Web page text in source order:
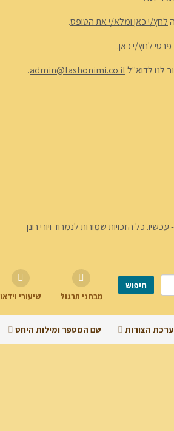
לחץ/י כאן ומלא/י את הטופס.
לחץ/י כאן.
לנו לדוא"לadmin@lashonimi.co.il
.
מבחני תרגול שיעורי וידאו
הצורות שם המספר ומילות היחס